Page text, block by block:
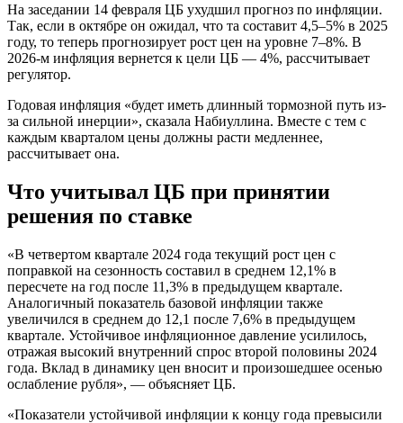
На заседании 14 февраля ЦБ ухудшил прогноз по инфляции.
Так, если в октябре он ожидал, что та составит 4,5–5% в 2025
году, то теперь прогнозирует рост цен на уровне 7–8%. В
2026-м инфляция вернется к цели ЦБ — 4%, рассчитывает
регулятор.
Годовая инфляция «будет иметь длинный тормозной путь из-
за сильной инерции», сказала Набиуллина. Вместе с тем с
каждым кварталом цены должны расти медленнее,
рассчитывает она.
Что учитывал ЦБ при принятии
решения по ставке
«В четвертом квартале 2024 года текущий рост цен с
поправкой на сезонность составил в среднем 12,1% в
пересчете на год после 11,3% в предыдущем квартале.
Аналогичный показатель базовой инфляции также
увеличился в среднем до 12,1 после 7,6% в предыдущем
квартале. Устойчивое инфляционное давление усилилось,
отражая высокий внутренний спрос второй половины 2024
года. Вклад в динамику цен вносит и произошедшее осенью
ослабление рубля», — объясняет ЦБ.
«Показатели устойчивой инфляции к концу года превысили